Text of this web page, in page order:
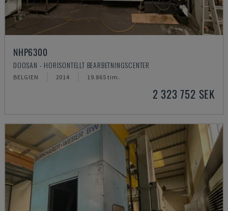
NHP6300
DOOSAN - HORISONTELLT BEARBETNINGSCENTER
BELGIEN 2014 19.865 tim.
2 323 752 SEK